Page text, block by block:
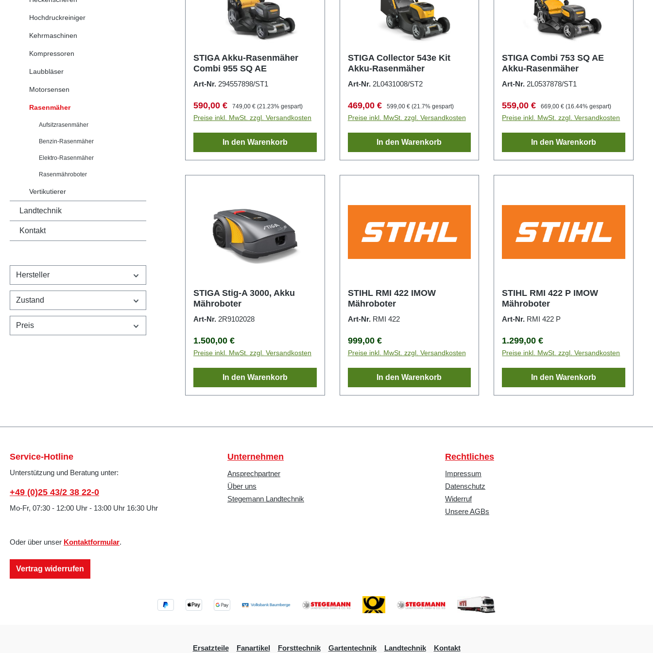
Hochdruckreiniger
Kehrmaschinen
Kompressoren
Laubbläser
Motorsensen
Rasenmäher
Aufsitzrasenmäher
Benzin-Rasenmäher
Elektro-Rasenmäher
Rasenmähroboter
Vertikutierer
Landtechnik
Kontakt
Hersteller
Zustand
Preis
STIGA Akku-Rasenmäher
Combi 955 SQ AE
Art-Nr. 294557898/ST1
Verkaufspreis:
590,00 € Regulärer Preis:
749,00 € (21.23% gespart)
Preise inkl. MwSt. zzgl. Versandkosten
In den Warenkorb
STIGA Collector 543e Kit
Akku-Rasenmäher
Art-Nr. 2L0431008/ST2
Verkaufspreis:
469,00 € Regulärer Preis:
599,00 € (21.7% gespart)
Preise inkl. MwSt. zzgl. Versandkosten
In den Warenkorb
STIGA Combi 753 SQ AE
Akku-Rasenmäher
Art-Nr. 2L0537878/ST1
Verkaufspreis:
559,00 € Regulärer Preis:
669,00 € (16.44% gespart)
Preise inkl. MwSt. zzgl. Versandkosten
In den Warenkorb
STIGA Stig-A 3000, Akku
Mähroboter
Art-Nr. 2R9102028
Regulärer Preis:
1.500,00 €
Preise inkl. MwSt. zzgl. Versandkosten
In den Warenkorb
STIHL RMI 422 IMOW
Mähroboter
Art-Nr. RMI 422
Regulärer Preis:
999,00 €
Preise inkl. MwSt. zzgl. Versandkosten
In den Warenkorb
STIHL RMI 422 P IMOW
Mähroboter
Art-Nr. RMI 422 P
Regulärer Preis:
1.299,00 €
Preise inkl. MwSt. zzgl. Versandkosten
In den Warenkorb
Service-Hotline
Unterstützung und Beratung unter:
+49 (0)25 43/2 38 22-0
Mo-Fr, 07:30 - 12:00 Uhr - 13:00 Uhr 16:30 Uhr
Oder über unser Kontaktformular.
Vertrag widerrufen
Unternehmen
Ansprechpartner
Über uns
Stegemann Landtechnik
Rechtliches
Impressum
Datenschutz
Widerruf
Unsere AGBs
Ersatzteile Fanartikel Forsttechnik Gartentechnik Landtechnik Kontakt